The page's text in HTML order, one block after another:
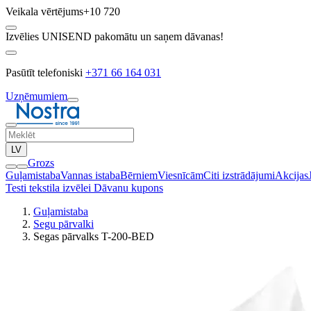
Veikala vērtējums+10 720
Izvēlies UNISEND pakomātu un saņem dāvanas!
Pasūtīt telefoniski +371 66 164 031
Uzņēmumiem
LV
Grozs
GuļamistabaVannas istabaBērniemViesnīcāmCiti izstrādājumiAkcijas
Testi tekstila izvēlei Dāvanu kupons
Guļamistaba
Segu pārvalki
Segas pārvalks T-200-BED